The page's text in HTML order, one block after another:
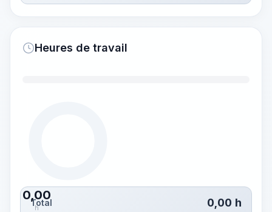
Heures de travail
0,00
h
Total 0,00 h